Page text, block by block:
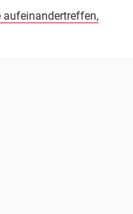
aufeinandertreffen,